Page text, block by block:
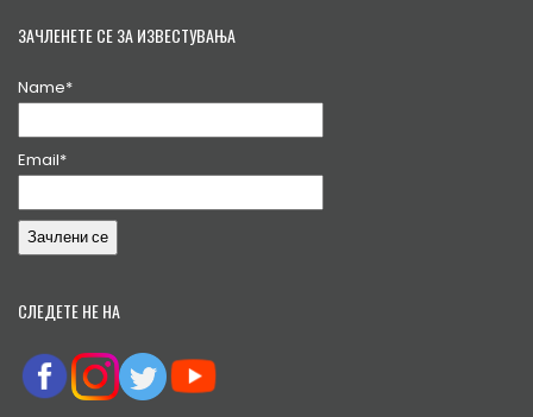
ЗАЧЛЕНЕТЕ СЕ ЗА ИЗВЕСТУВАЊА
Name*
Email*
СЛЕДЕТЕ НЕ НА